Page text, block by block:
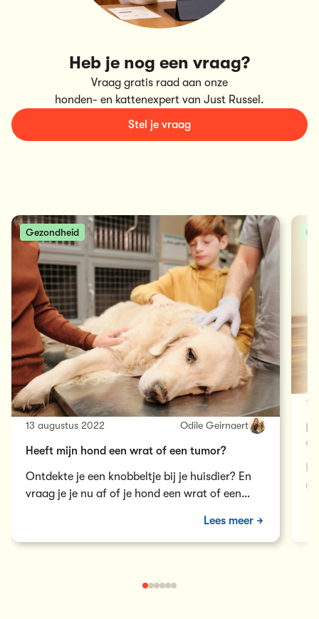
Heb je nog een vraag?
Vraag gratis raad aan onze
honden- en kattenexpert van Just Russel.
Stel je vraag
Gezondheid
13 augustus 2022 Odile Geirnaert
Heeft mijn hond een wrat of een tumor?
Ontdekte je een knobbeltje bij je huisdier? En
vraag je je nu af of je hond een wrat of een
Lees meer
13